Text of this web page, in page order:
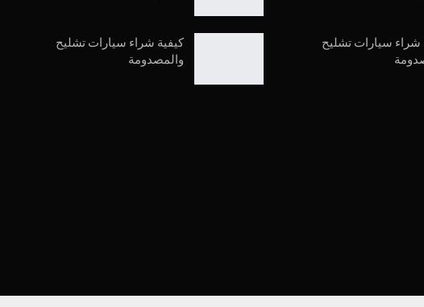
شراء سيارات تشليح
كيفية شراء سيارات تشليح
والمصدومة